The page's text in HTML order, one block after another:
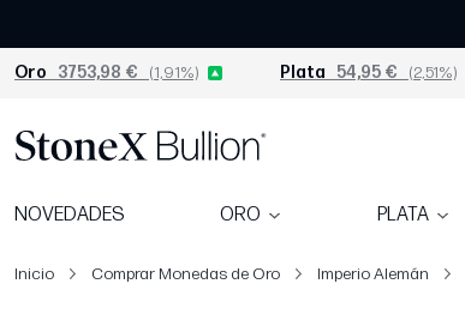
Oro 3753,98 € (1,91%) Plata 54,95 € (2,51%)
NOVEDADES ORO PLATA
Inicio Comprar Monedas de Oro Imperio Alemán